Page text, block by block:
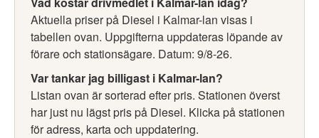
Aktuella priser på Diesel i Kalmar-lan visas i
tabellen ovan. Uppgifterna uppdateras löpande av
förare och stationsägare. Datum: 9/8-26.
Var tankar jag billigast i Kalmar-lan?
Listan ovan är sorterad efter pris. Stationen överst
har just nu lägst pris på Diesel. Klicka på stationen
för adress, karta och uppdatering.